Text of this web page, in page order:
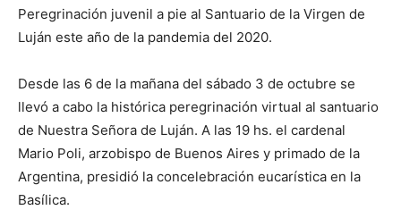
Peregrinación juvenil a pie al Santuario de la Virgen de
Luján este año de la pandemia del 2020.
Desde las 6 de la mañana del sábado 3 de octubre se
llevó a cabo la histórica peregrinación virtual al santuario
de Nuestra Señora de Luján. A las 19 hs. el cardenal
Mario Poli, arzobispo de Buenos Aires y primado de la
Argentina, presidió la concelebración eucarística en la
Basílica.